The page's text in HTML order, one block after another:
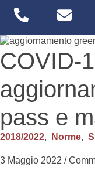
COVID-
pass e
2018/2022, Norme,
3 Maggio 2022 /